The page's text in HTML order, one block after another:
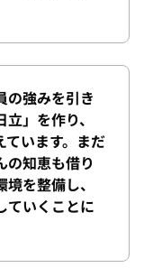
の強みを引き
」を作り、
ています。まだ
の知恵も借り
を整備し、
ていくことに